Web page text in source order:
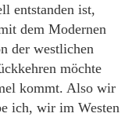
entstanden ist,
dem Modernen
der westlichen
möchte
kommt. Also wir
ich, wir im Westen